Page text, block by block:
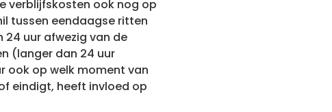
verblijfskosten ook nog op
tussen eendaagse ritten
uur afwezig van de
(langer dan 24 uur
ook op welk moment van
eindigt, heeft invloed op